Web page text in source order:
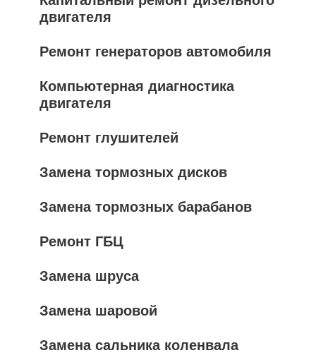
двигателя
Ремонт генераторов автомобиля
Компьютерная диагностика
двигателя
Ремонт глушителей
Замена тормозных дисков
Замена тормозных барабанов
Ремонт ГБЦ
Замена шруса
Замена шаровой
Замена сальника коленвала